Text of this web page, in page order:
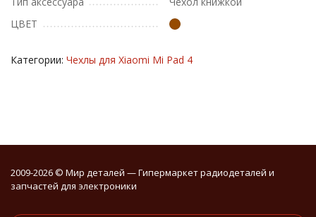
ЦВЕТ
Категории: Чехлы для Xiaomi Mi Pad 4
2009-2026 © Мир деталей — Гипермаркет радиодеталей и
запчастей для электроники